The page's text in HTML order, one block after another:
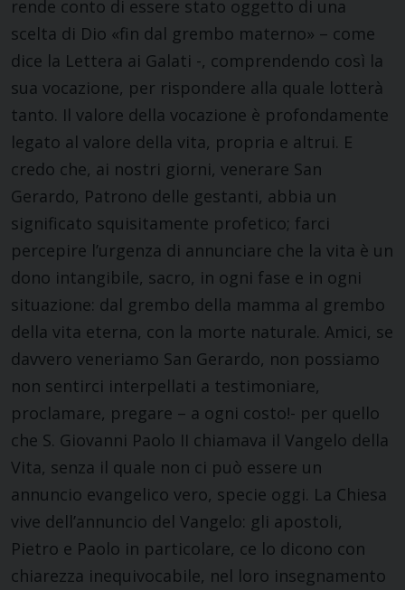
rende conto di essere stato oggetto di una
scelta di Dio «fin dal grembo materno» – come
dice la Lettera ai Galati -, comprendendo così la
sua vocazione, per rispondere alla quale lotterà
tanto. Il valore della vocazione è profondamente
legato al valore della vita, propria e altrui. E
credo che, ai nostri giorni, venerare San
Gerardo, Patrono delle gestanti, abbia un
significato squisitamente profetico; farci
percepire l’urgenza di annunciare che la vita è un
dono intangibile, sacro, in ogni fase e in ogni
situazione: dal grembo della mamma al grembo
della vita eterna, con la morte naturale. Amici, se
davvero veneriamo San Gerardo, non possiamo
non sentirci interpellati a testimoniare,
proclamare, pregare – a ogni costo!- per quello
che S. Giovanni Paolo II chiamava il Vangelo della
Vita, senza il quale non ci può essere un
annuncio evangelico vero, specie oggi. La Chiesa
vive dell’annuncio del Vangelo: gli apostoli,
Pietro e Paolo in particolare, ce lo dicono con
chiarezza inequivocabile, nel loro insegnamento